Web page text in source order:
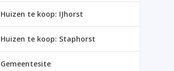
Huizen te koop: IJhorst
Huizen te koop: Staphorst
Gemeentesite